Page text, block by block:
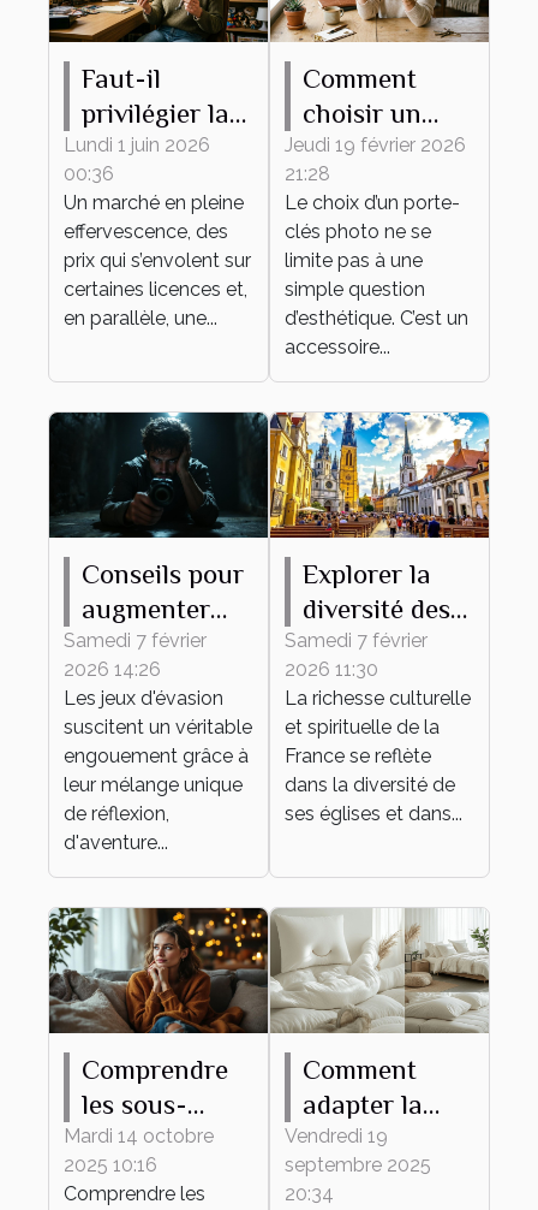
Faut-il
privilégier la
rareté ou
l’attachement
émotionnel
pour sa
collection de
figurines ?
Lundi 1 juin 2026
00:36
Un marché en pleine
effervescence, des
prix qui s’envolent sur
certaines licences et,
en parallèle, une...
Comment
choisir un
porte-clés
photo idéal
pour vous ?
Jeudi 19 février 2026
21:28
Le choix d’un porte-
clés photo ne se
limite pas à une
simple question
d’esthétique. C’est un
accessoire...
Conseils pour
augmenter
vos chances
de succès
dans un jeu
d'évasion
Samedi 7 février
2026 14:26
Les jeux d'évasion
suscitent un véritable
engouement grâce à
leur mélange unique
de réflexion,
d'aventure...
Explorer la
diversité des
églises
françaises à
travers leurs
messes
Samedi 7 février
2026 11:30
La richesse culturelle
et spirituelle de la
France se reflète
dans la diversité de
ses églises et dans...
Comprendre
les sous-
entendus
féminins
Mardi 14 octobre
2025 10:16
Comprendre les
Comment
adapter la
taille de votre
drap housse à
Vendredi 19
septembre 2025
20:34